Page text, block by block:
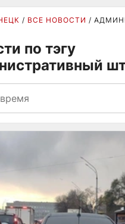
ВСЕ НОВОСТИ
по тэгу